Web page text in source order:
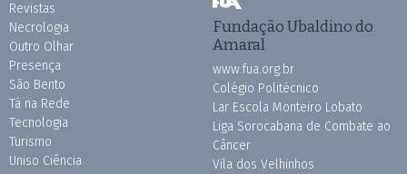
Revistas
Necrologia
Outro Olhar
Presença
São Bento
Tá na Rede
Tecnologia
Turismo
Uniso Ciência
Fundação Ubaldino do
Amaral
www.fua.org.br
Colégio Politécnico
Lar Escola Monteiro Lobato
Liga Sorocabana de Combate ao
Câncer
Vila dos Velhinhos